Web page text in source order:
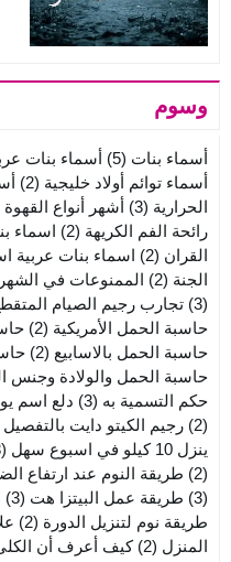
وسوم
أسماء بنات (5) أسماء بنات
أسماء توائم أولاد خليجية (2)
الحرارية (3) أشهر أنواع القهوة
رائحة الفم الكريهة (2) اسماء
القران (2) اسماء بنات عربية
الجنة (2) الممنوعات في
(3)
تجارب رجيم الصيام
حاسبة الحمل الأمريكية (2)
حاسبة الحمل بالاسابيع (2)
حاسبة الحمل والولادة وجنس
حكم التسمية به (3) دلع اسم
(2)
رجيم الكيتو دايت بالتفصيل
ينزل 10 كيلو في اسبوع سهل
(3)
(2)
طريقة النوم عند ارتفاع
(3)
طريقة عمل البيتزا هت (3)
طريقة نوم لتنزيل الدورة (2)
المنزل (2) كيف أعرف أن الكلى